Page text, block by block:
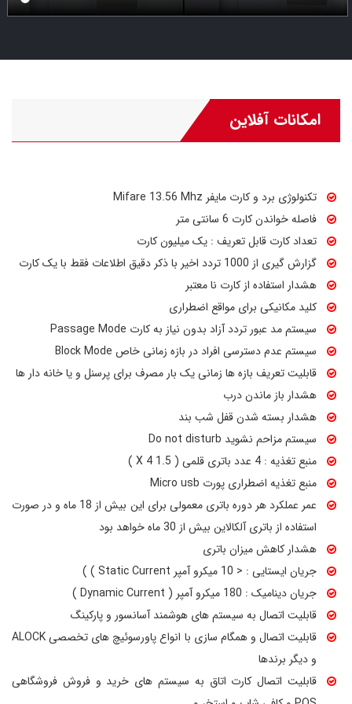
مکانیکی Super B به کار رفته در این محصول نیز برای مواقع ضروری
بسیار کاربردی می باشد .
قابلیت تعریف کارت میهمان بر اساس روز و ساعت رزرو و نیز قابلیت
تعریف کارت برای خانه دار هر طبقه حتی بر اساس ساعات دسترسی و نیز
شیفت بندی های روزانه (صبح _ عصر _ شب ) و قابلیت کنترل تردد ها و
ذخیره تردد های اخیر بر روی دستگیره بصورت آفلاین با قابلیت استخراج
آنها با یک کارت یا دستگاه گزارش گیری ، سیستم هشدار کاهش میزان
باتری و نیز سیستم مزاحم نشوید برای جلوگیری از ورود سهوی یا عمدی
خانه دار ها به اتاق که میهمان در آن مستقر می باشد . از قابلیت های
دیگر این محصول ، تعریف کارت های متعدد برای تور لیدر ها و یا تعریف
دسترسی برای مکان های عمومی مانند سالن های سینما و ... برای کاربران
بر روی همان کارت اتاق می باشد . قابلیت اتصال نرم افزار به سیستم های
هوشمندسازی و نرم افزار های هتلداری تحت شبکه نیز از قابلیت های
خاص دستگیره های هتلی alock می باشد .
ارتباط آنلاین و تحت شبکه داخلی / بین الملل این محصول بصورت
بیسیم و بر اساس IP و ادرس پذیر بودن خواهد بود .
امکانات آفلاین
تکنولوژی برد و کارت مایفر Mifare 13.56 Mhz
فاصله خواندن کارت 6 سانتی متر
تعداد کارت قابل تعریف : یک میلیون کارت
گزارش گیری از 1000 تردد اخیر با ذکر دقیق اطلاعات فقط با یک کارت
هشدار استفاده از کارت نا معتبر
کلید مکانیکی برای مواقع اضطراری
سیستم مد عبور تردد آزاد بدون نیاز به کارت Passage Mode
سیستم عدم دسترسی افراد در بازه زمانی خاص Block Mode
قابلیت تعریف بازه ها زمانی یک بار مصرف برای پرسنل و یا خانه دار ها
هشدار باز ماندن درب
هشدار بسته شدن قفل شب بند
سیستم مزاحم نشوید Do not disturb
منبع تغذیه : 4 عدد باتری قلمی ( 1.5 X 4 )
منبع تغذیه اضطراری پورت Micro usb
عمر عملکرد هر دوره باتری معمولی برای این بیش از 18 ماه و در صورت
استفاده از باتری آلکالاین بیش از 30 ماه خواهد بود
هشدار کاهش میزان باتری
جریان ایستایی : < 10 میکرو آمپر Static Current ) )
جریان دینامیک : 180 میکرو آمپر ( Dynamic Current )
قابلیت اتصال به سیستم های هوشمند آسانسور و پارکینگ
قابلیت اتصال و همگام سازی با انواع پاورسوئیچ های تخصصی ALOCK
و دیگر برندها
قابلیت اتصال کارت اتاق به سیستم های خرید و فروش فروشگاهی